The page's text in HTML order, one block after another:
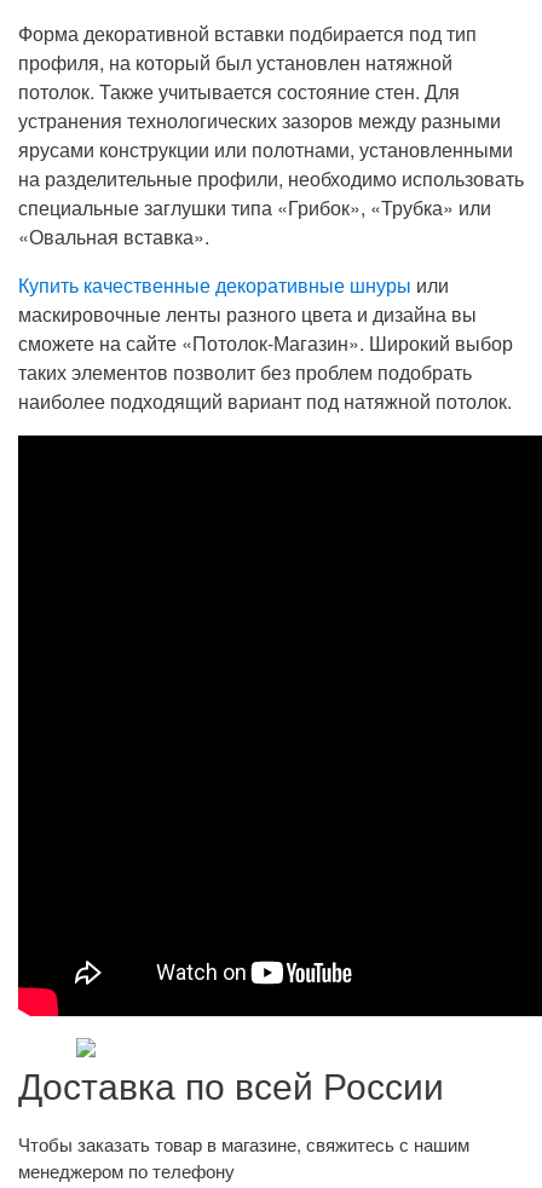
Форма декоративной вставки подбирается под тип
профиля, на который был установлен натяжной
потолок. Также учитывается состояние стен. Для
устранения технологических зазоров между разными
ярусами конструкции или полотнами, установленными
на разделительные профили, необходимо использовать
специальные заглушки типа «Грибок», «Трубка» или
«Овальная вставка».
Купить качественные декоративные шнуры или
маскировочные ленты разного цвета и дизайна вы
сможете на сайте «Потолок-Магазин». Широкий выбор
таких элементов позволит без проблем подобрать
наиболее подходящий вариант под натяжной потолок.
Доставка по всей России
Чтобы заказать товар в магазине, свяжитесь с нашим
менеджером по телефону